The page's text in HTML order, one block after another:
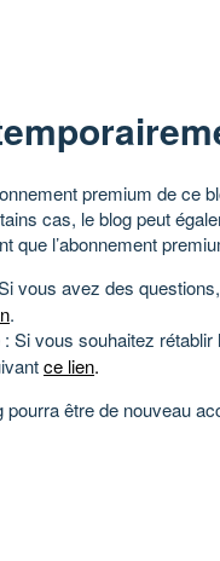
premium de ce
cas, le blog peut
que l’abonnement
vous avez des
.
: Si vous souhaitez
ce lien.
être de nouveau